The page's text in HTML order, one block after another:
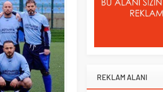
REKLAM ALANI